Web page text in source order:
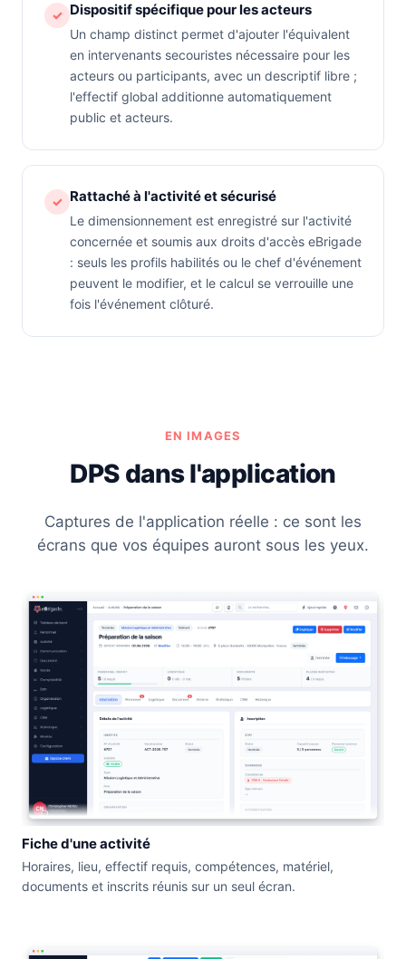
✓ Dispositif spécifique pour les acteurs
Un champ distinct permet d'ajouter l'équivalent
en intervenants secouristes nécessaire pour les
acteurs ou participants, avec un descriptif libre ;
l'effectif global additionne automatiquement
public et acteurs.
✓ Rattaché à l'activité et sécurisé
Le dimensionnement est enregistré sur l'activité
concernée et soumis aux droits d'accès eBrigade
: seuls les profils habilités ou le chef d'événement
peuvent le modifier, et le calcul se verrouille une
fois l'événement clôturé.
EN IMAGES
DPS dans l'application
Captures de l'application réelle : ce sont les
écrans que vos équipes auront sous les yeux.
Fiche d'une activité
Horaires, lieu, effectif requis, compétences, matériel,
documents et inscrits réunis sur un seul écran.